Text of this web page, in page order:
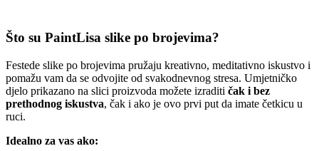
Što su PaintLisa slike po brojevima?
Festede slike po brojevima pružaju kreativno, meditativno iskustvo i
pomažu vam da se odvojite od svakodnevnog stresa. Umjetničko
djelo prikazano na slici proizvoda možete izraditi čak i bez
prethodnog iskustva, čak i ako je ovo prvi put da imate četkicu u
ruci.
Idealno za vas ako: